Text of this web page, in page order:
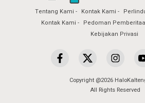
Tentang Kami Kontak Kami
Kontak Kami
Pedoman
Kebijakan Privasi
Copyright @2026
All Rights Reserved